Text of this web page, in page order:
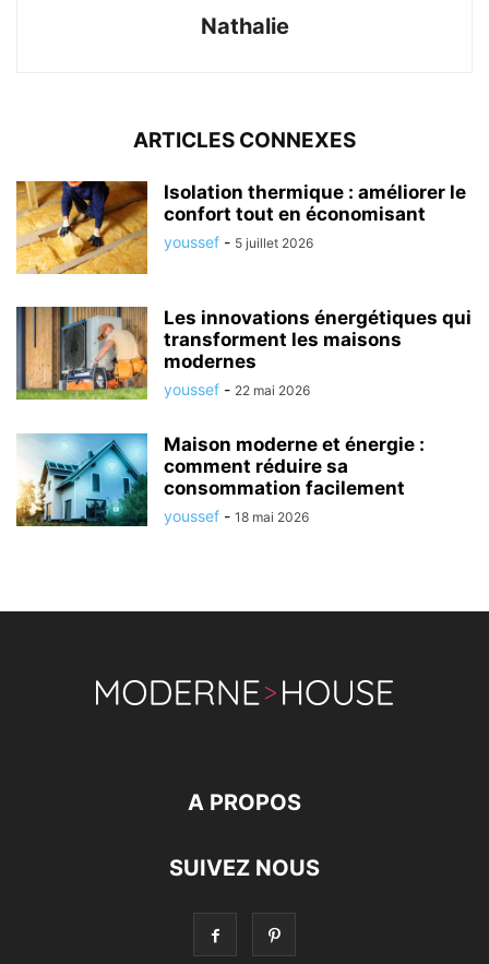
Nathalie
ARTICLES CONNEXES
Isolation thermique : améliorer le
confort tout en économisant
youssef - 5 juillet 2026
Les innovations énergétiques qui
transforment les maisons
modernes
youssef - 22 mai 2026
Maison moderne et énergie :
comment réduire sa
consommation facilement
youssef - 18 mai 2026
A PROPOS
SUIVEZ NOUS